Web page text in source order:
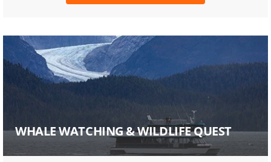
WHALE WATCHING & WILDLIFE QUEST